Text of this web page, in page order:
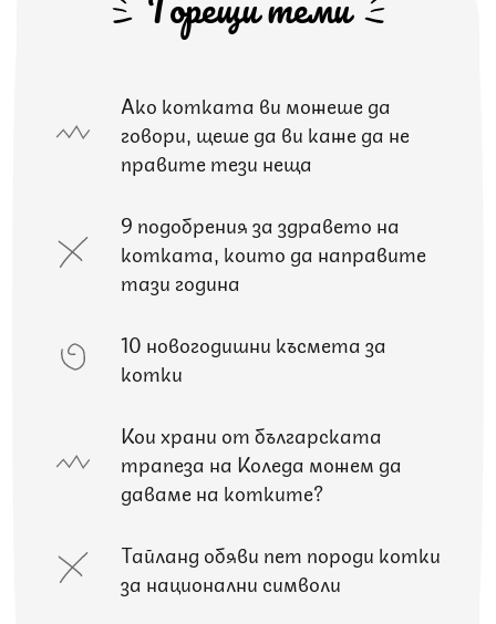
Горещи теми
Ако котката ви можеше да
говори, щеше да ви каже да не
правите тези неща
9 подобрения за здравето на
котката, които да направите
тази година
10 новогодишни късмета за
котки
Кои храни от българската
трапеза на Коледа можем да
даваме на котките?
Тайланд обяви пет породи котки
за национални символи